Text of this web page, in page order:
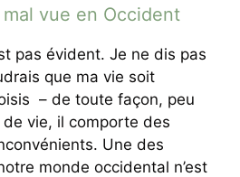
vue en Occident
pas évident. Je ne dis pas
que ma vie soit
– de toute façon, peu
vie, il comporte des
Une des
monde occidental n’est